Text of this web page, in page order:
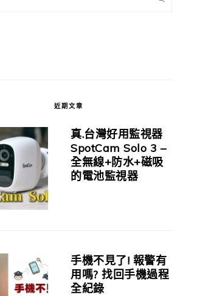
近期文章
真.台灣好用監視器
SpotCam Solo 3 –
全無線+防水+磁吸
的電池監視器
手機不見了! 報警有
用嗎? 找回手機過程
全紀錄